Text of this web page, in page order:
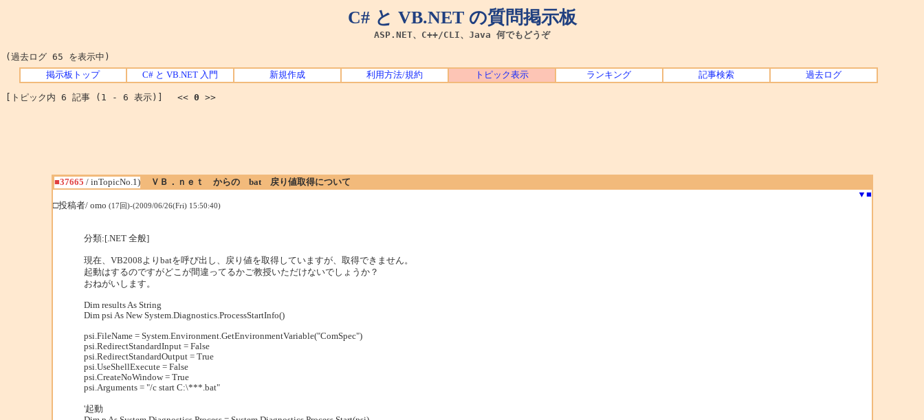
C# と VB.NET の質問掲示板
ASP.NET、C++/CLI、Java 何でもどうぞ
(過去ログ 65 を表示中)
掲示板トップ C# と VB.NET 入門 新規作成 利用方法/規約 トピック表示 ランキング 記事検索 過去ログ
[トピック内 6 記事 (1 - 6 表示)] << 0 >>
■37665 / inTopicNo.1)
ＶＢ．ｎｅｔ からの bat 戻り値取得について
▼ ■
□投稿者/ omo (17回)-(2009/06/26(Fri) 15:50:40)
分類:[.NET 全般]
現在、VB2008よりbatを呼び出し、戻り値を取得していますが、取得できません。
起動はするのですがどこが間違ってるかご教授いただけないでしょうか？
おねがいします。
Dim results As String
Dim psi As New System.Diagnostics.ProcessStartInfo()
psi.FileName = System.Environment.GetEnvironmentVariable("ComSpec")
psi.RedirectStandardInput = False
psi.RedirectStandardOutput = True
psi.UseShellExecute = False
psi.CreateNoWindow = True
psi.Arguments = "/c start C:\***.bat"
'起動